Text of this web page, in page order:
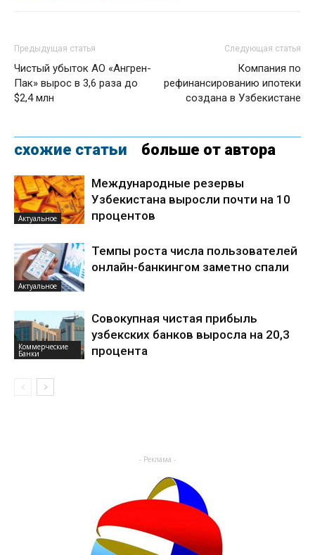
Предыдущая статья
Чистый убыток АО «Ангрен-
Пак» вырос в 3,6 раза до
$2,4 млн
Следующая статья
Компания по
рефинансированию ипотеки
создана в Узбекистане
схожие статьи больше от автора
Актуальное
Международные резервы
Узбекистана выросли почти на 10
процентов
Актуальное
Темпы роста числа пользователей
онлайн-банкингом заметно спали
Коммерческие
Банки
Совокупная чистая прибыль
узбекских банков выросла на 20,3
процента
- Реклама -